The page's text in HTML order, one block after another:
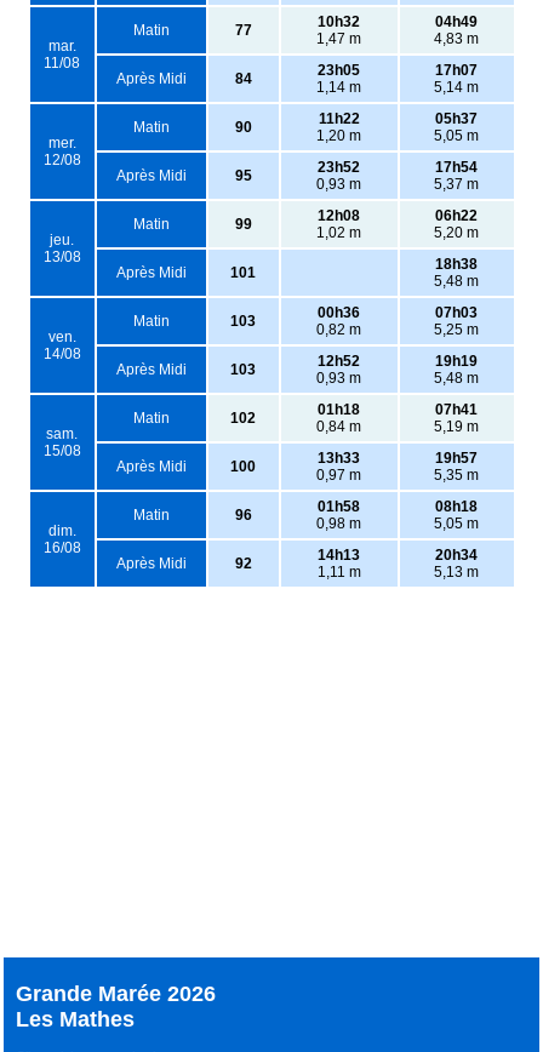
mar.
11/08
Matin 77
10h32
1,47 m
04h49
4,83 m
Après Midi 84
23h05
1,14 m
17h07
5,14 m
mer.
12/08
Matin 90
11h22
1,20 m
05h37
5,05 m
Après Midi 95
23h52
0,93 m
17h54
5,37 m
jeu.
13/08
Matin 99
12h08
1,02 m
06h22
5,20 m
Après Midi 101
18h38
5,48 m
ven.
14/08
Matin 103
00h36
0,82 m
07h03
5,25 m
Après Midi 103
12h52
0,93 m
19h19
5,48 m
sam.
15/08
Matin 102
01h18
0,84 m
07h41
5,19 m
Après Midi 100
13h33
0,97 m
19h57
5,35 m
dim.
16/08
Matin 96
01h58
0,98 m
08h18
5,05 m
Après Midi 92
14h13
1,11 m
20h34
5,13 m
Grande Marée 2026
Les Mathes